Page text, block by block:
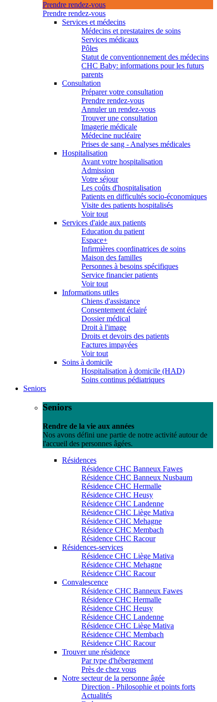
Prendre rendez-vous
Prendre rendez-vous
Services et médecins
Médecins et prestataires de soins
Services médicaux
Pôles
Statut de conventionnement des médecins
CHC Baby: informations pour les futurs
parents
Consultation
Préparer votre consultation
Prendre rendez-vous
Annuler un rendez-vous
Trouver une consultation
Imagerie médicale
Médecine nucléaire
Prises de sang - Analyses médicales
Hospitalisation
Avant votre hospitalisation
Admission
Votre séjour
Les coûts d'hospitalisation
Patients en difficultés socio-économiques
Visite des patients hospitalisés
Voir tout
Services d'aide aux patients
Education du patient
Espace+
Infirmières coordinatrices de soins
Maison des familles
Personnes à besoins spécifiques
Service financier patients
Voir tout
Informations utiles
Chiens d'assistance
Consentement éclairé
Dossier médical
Droit à l'image
Droits et devoirs des patients
Factures impayées
Voir tout
Soins à domicile
Hospitalisation à domicile (HAD)
Soins continus pédiatriques
Seniors
Seniors
Rendre de la vie aux années
Nos avons défini une partie de notre activité autour de
l'accueil des personnes âgées.
Résidences
Résidence CHC Banneux Fawes
Résidence CHC Banneux Nusbaum
Résidence CHC Hermalle
Résidence CHC Heusy
Résidence CHC Landenne
Résidence CHC Liège Mativa
Résidence CHC Mehagne
Résidence CHC Membach
Résidence CHC Racour
Résidences-services
Résidence CHC Liège Mativa
Résidence CHC Mehagne
Résidence CHC Racour
Convalescence
Résidence CHC Banneux Fawes
Résidence CHC Hermalle
Résidence CHC Heusy
Résidence CHC Landenne
Résidence CHC Liège Mativa
Résidence CHC Membach
Résidence CHC Racour
Trouver une résidence
Par type d'hébergement
Près de chez vous
Notre secteur de la personne âgée
Direction - Philosophie et points forts
Actualités